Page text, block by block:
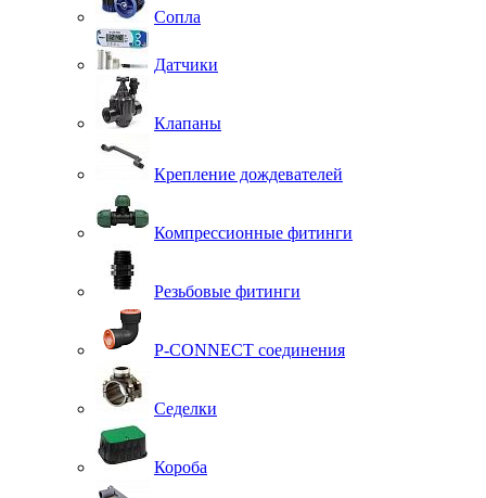
Сопла
Датчики
Клапаны
Крепление дождевателей
Компрессионные фитинги
Резьбовые фитинги
P-CONNECT соединения
Седелки
Короба